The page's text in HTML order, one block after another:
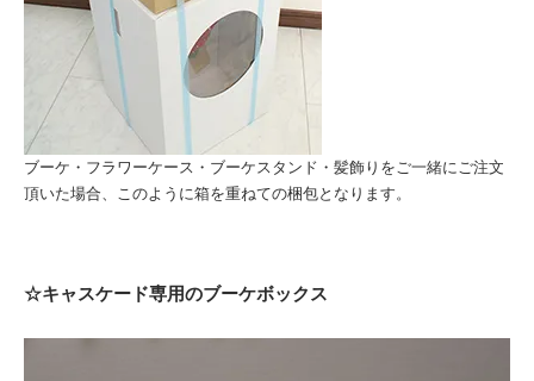
ブーケ・フラワーケース・ブーケスタンド・髪飾りをご一緒にご注文
頂いた場合、このように箱を重ねての梱包となります。
☆キャスケード専用のブーケボックス